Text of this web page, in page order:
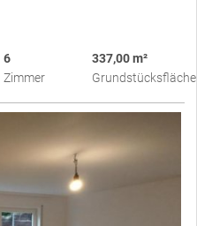
6
Zimmer
337,00 m²
Grundstücksfläche